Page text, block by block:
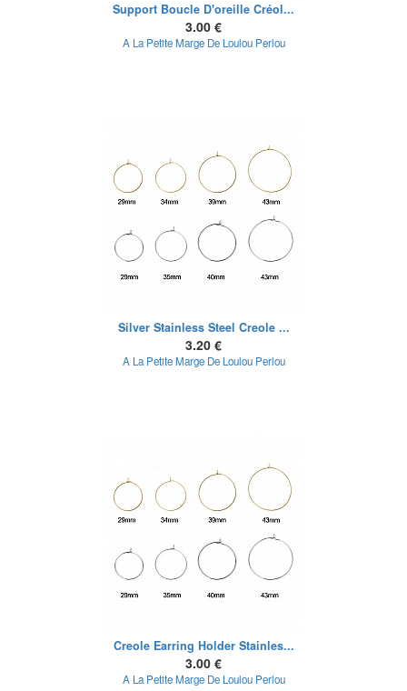
Support Boucle D'oreille Créol...
3.00 €
A La Petite Marge De Loulou Perlou
Silver Stainless Steel Creole ...
3.20 €
A La Petite Marge De Loulou Perlou
Creole Earring Holder Stainles...
3.00 €
A La Petite Marge De Loulou Perlou